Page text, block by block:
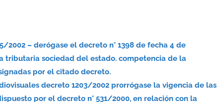
– derógase el decreto n° 1398 de fecha 4 de
tributaria sociedad del estado. competencia de la
por el citado decreto.
decreto 1203/2002 prorrógase la vigencia de las
por el decreto n° 531/2000, en relación con la